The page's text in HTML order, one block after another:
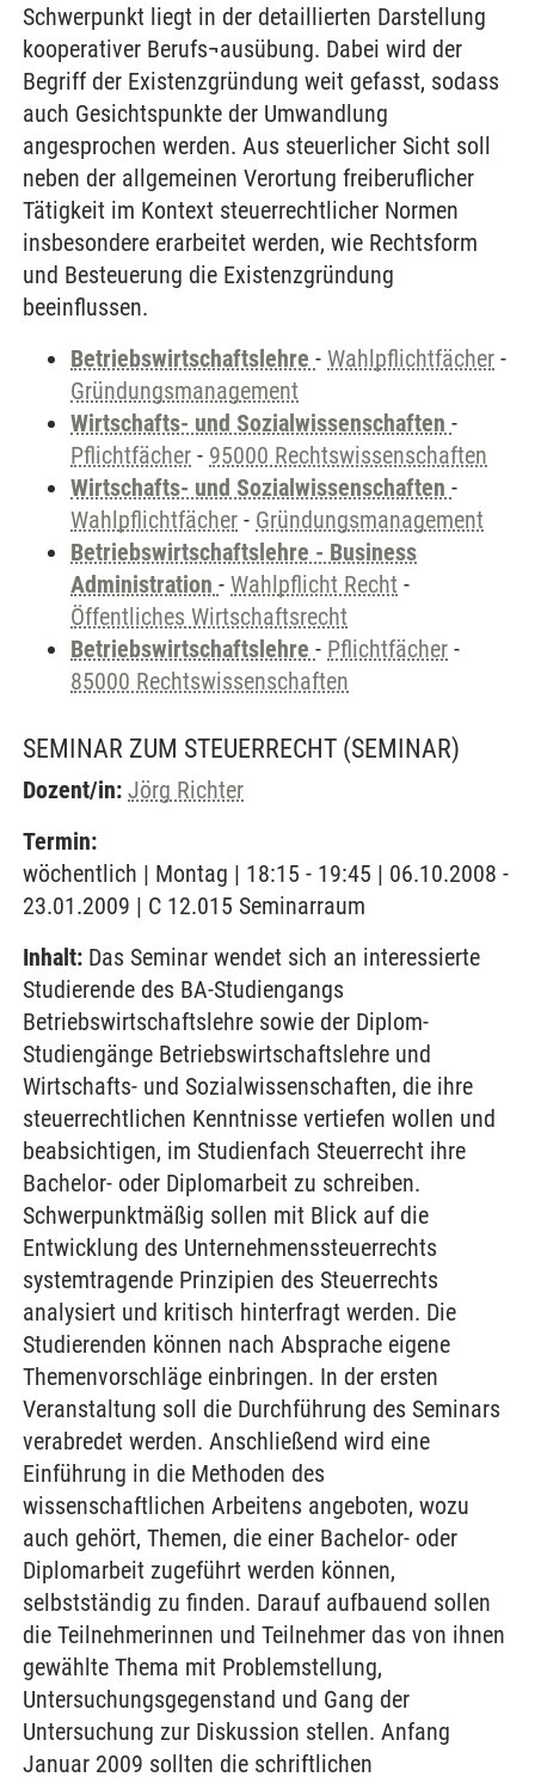
Schwerpunkt liegt in der detaillierten Darstellung
kooperativer Berufs¬ausübung. Dabei wird der
Begriff der Existenzgründung weit gefasst, sodass
auch Gesichtspunkte der Umwandlung
angesprochen werden. Aus steuerlicher Sicht soll
neben der allgemeinen Verortung freiberuflicher
Tätigkeit im Kontext steuerrechtlicher Normen
insbesondere erarbeitet werden, wie Rechtsform
und Besteuerung die Existenzgründung
beeinflussen.
Betriebswirtschaftslehre - Wahlpflichtfächer -
Gründungsmanagement
Wirtschafts- und Sozialwissenschaften -
Pflichtfächer - 95000 Rechtswissenschaften
Wirtschafts- und Sozialwissenschaften -
Wahlpflichtfächer - Gründungsmanagement
Betriebswirtschaftslehre - Business
Administration - Wahlpflicht Recht -
Öffentliches Wirtschaftsrecht
Betriebswirtschaftslehre - Pflichtfächer -
85000 Rechtswissenschaften
SEMINAR ZUM STEUERRECHT (SEMINAR)
Dozent/in: Jörg Richter
Termin:
wöchentlich | Montag | 18:15 - 19:45 | 06.10.2008 -
23.01.2009 | C 12.015 Seminarraum
Inhalt: Das Seminar wendet sich an interessierte
Studierende des BA-Studiengangs
Betriebswirtschaftslehre sowie der Diplom-
Studiengänge Betriebswirtschaftslehre und
Wirtschafts- und Sozialwissenschaften, die ihre
steuerrechtlichen Kenntnisse vertiefen wollen und
beabsichtigen, im Studienfach Steuerrecht ihre
Bachelor- oder Diplomarbeit zu schreiben.
Schwerpunktmäßig sollen mit Blick auf die
Entwicklung des Unternehmenssteuerrechts
systemtragende Prinzipien des Steuerrechts
analysiert und kritisch hinterfragt werden. Die
Studierenden können nach Absprache eigene
Themenvorschläge einbringen. In der ersten
Veranstaltung soll die Durchführung des Seminars
verabredet werden. Anschließend wird eine
Einführung in die Methoden des
wissenschaftlichen Arbeitens angeboten, wozu
auch gehört, Themen, die einer Bachelor- oder
Diplomarbeit zugeführt werden können,
selbstständig zu finden. Darauf aufbauend sollen
die Teilnehmerinnen und Teilnehmer das von ihnen
gewählte Thema mit Problemstellung,
Untersuchungsgegenstand und Gang der
Untersuchung zur Diskussion stellen. Anfang
Januar 2009 sollten die schriftlichen